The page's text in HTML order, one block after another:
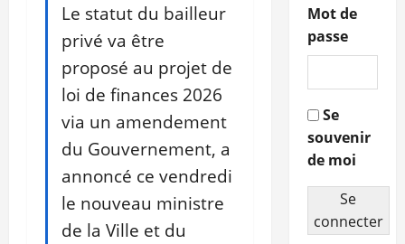
Le statut du bailleur
privé va être
proposé au projet de
loi de finances 2026
via un amendement
du Gouvernement, a
annoncé ce vendredi
le nouveau ministre
de la Ville et du
Mot de
passe
Se
souvenir
de moi
Se
connecter